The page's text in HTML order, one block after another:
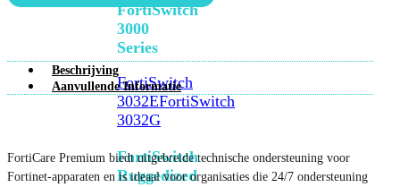
FortiSwitch
3000
Series
FortiSwitch
3032EFortiSwitch
3032G
FortiSwitch
Ruggedized
Beschrijving
Aanvullende Informatie
FortiCare Premium biedt uitgebreide technische ondersteuning voor
Fortinet-apparaten en is ideaal voor organisaties die 24/7 ondersteuning